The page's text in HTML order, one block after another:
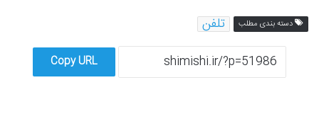
دسته بندی مطلب تلفن
Copy URL